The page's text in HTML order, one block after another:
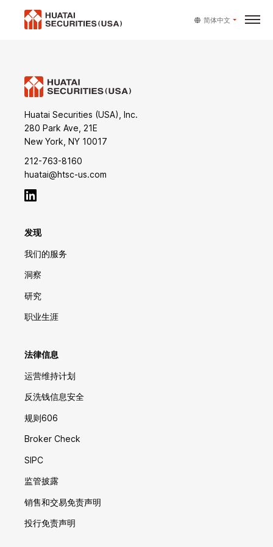
简体中文
Huatai Securities (USA), Inc.
280 Park Ave, 21E
New York, NY 10017
212-763-8160
huatai@htsc-us.com
发现
我们的服务
洞察
研究
职业生涯
法律信息
运营维持计划
反洗钱信息安全
规则606
Broker Check
SIPC
监管披露
销售和交易免责声明
投行免责声明